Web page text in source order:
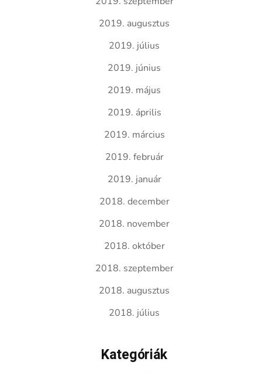
2019. augusztus
2019. július
2019. június
2019. május
2019. április
2019. március
2019. február
2019. január
2018. december
2018. november
2018. október
2018. szeptember
2018. augusztus
2018. július
Kategóriák